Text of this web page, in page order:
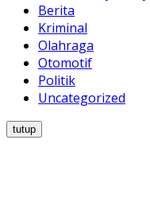
Berita
Kriminal
Olahraga
Otomotif
Politik
Uncategorized
tutup